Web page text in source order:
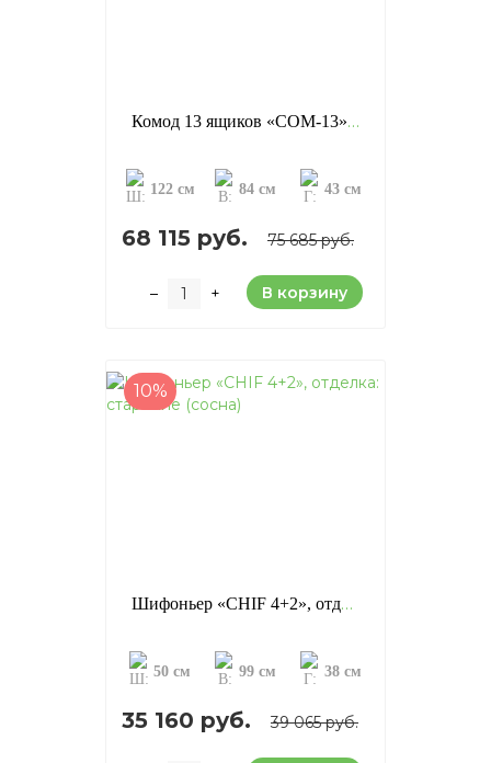
Комод 13 ящиков «COM-13», отделка: старение (сосна)
122 см 84 см 43 см
68 115 руб. 75 685 руб.
– + В корзину
10%
Шифоньер «CHIF 4+2», отделка: старение (сосна)
50 см 99 см 38 см
35 160 руб. 39 065 руб.